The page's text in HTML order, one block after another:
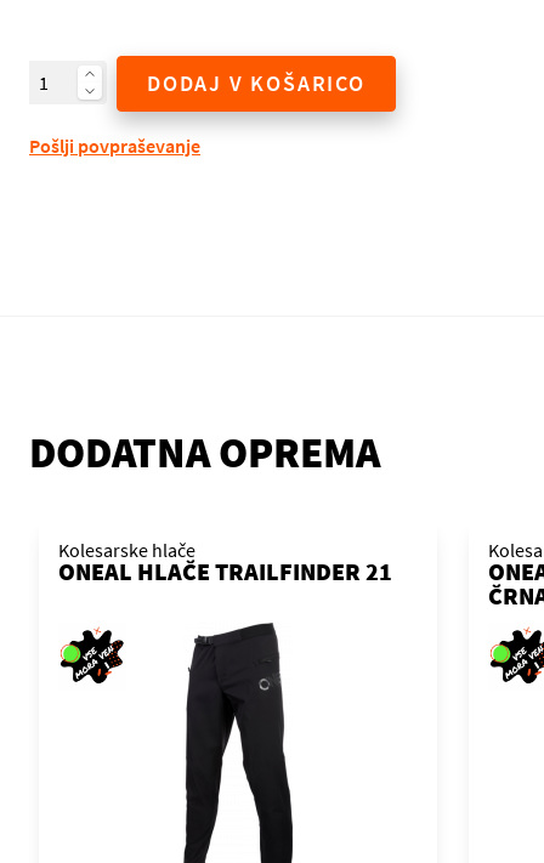
DODAJ V KOŠARICO
Pošlji povpraševanje
DODATNA OPREMA
Kolesarske hlače
ONEAL HLAČE TRAILFINDER 21